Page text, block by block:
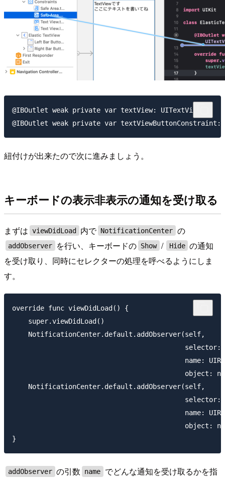
@IBOutlet weak private var textView: UITextView!
紐付けが出来たので次に進みましょう。
キーボードの表示非表示の通知を受け取る
まずは viewDidLoad 内で NotificationCenter の
addObserver を行い、キーボードの Show / Hide の通知
を受け取り、同時にセレクターの処理を呼べるようにしま
す。
override func viewDidLoad() {
    super.viewDidLoad()
    NotificationCenter.default.addObserver(self,
selector:
name:
object:
    NotificationCenter.default.addObserver(self,
selector:
name:
object:
addObserver の引数 name
でどんな通知を受け取るかを指